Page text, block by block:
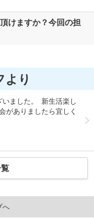
けますか？今回の担
より
いました。 新生活楽し
がありましたら宜しく
へ